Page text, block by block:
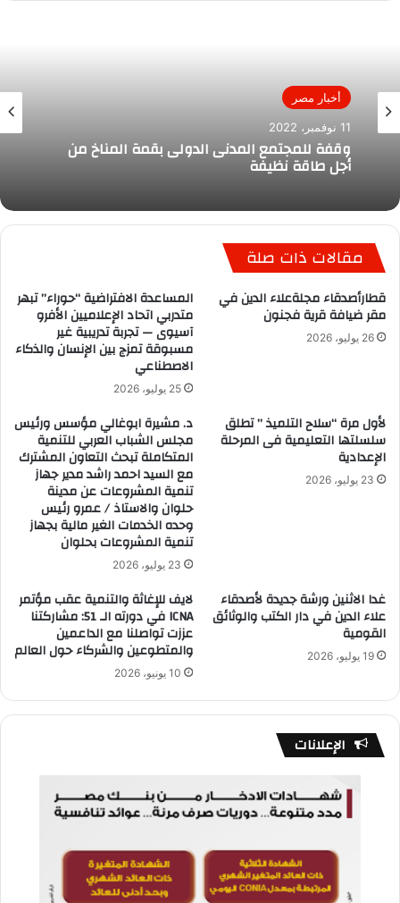
أخبار مصر
11 نوفمبر، 2022
وقفة للمجتمع المدنى الدولى بقمة المناخ من
أجل طاقة نظيفة
مقالات ذات صلة
قطارأصدقاء مجلةعلاء الدين في
مقر ضيافة قرية فجنون
26 يوليو، 2026
المساعدة الافتراضية “حوراء” تبهر
متدربي اتحاد الإعلاميين الأفرو
آسيوى — تجربة تدريبية غير
مسبوقة تمزج بين الإنسان والذكاء
الاصطناعي
25 يوليو، 2026
لأول مرة “سلاح التلميذ ” تطلق
سلسلتها التعليمية فى المرحلة
الإعدادية
23 يوليو، 2026
د. مشيرة ابوغالي مؤسس ورئيس
مجلس الشباب العربي للتنمية
المتكاملة تبحث التعاون المشترك
مع السيد احمد راشد مدير جهاز
تنمية المشروعات عن مدينة
حلوان والاستاذ / عمرو رئيس
وحده الخدمات الغير مالية بجهاز
تنمية المشروعات بحلوان
23 يوليو، 2026
غدا الاثنين ورشة جديدة لأصدقاء
علاء الدين في دار الكتب والوثائق
القومية
19 يوليو، 2026
لايف للإغاثة والتنمية عقب مؤتمر
ICNA في دورته الـ 51: مشاركتنا
عززت تواصلنا مع الداعمين
والمتطوعين والشركاء حول العالم
10 يونيو، 2026
الإعلانات